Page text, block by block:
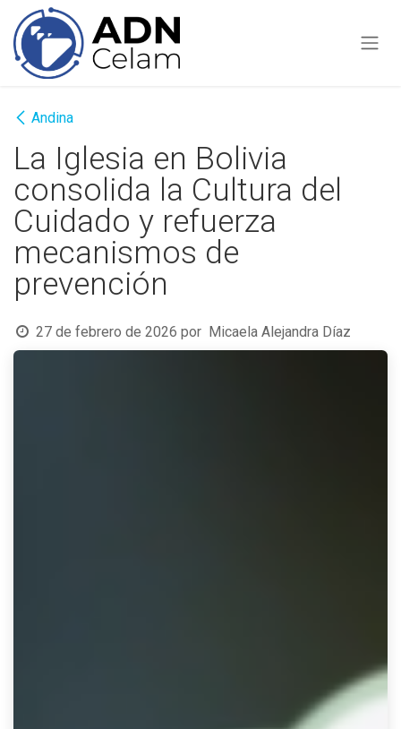
Ir al contenido
Andina
La Iglesia en Bolivia
consolida la Cultura del
Cuidado y refuerza
mecanismos de
prevención
27 de febrero de 2026 por Micaela Alejandra Díaz